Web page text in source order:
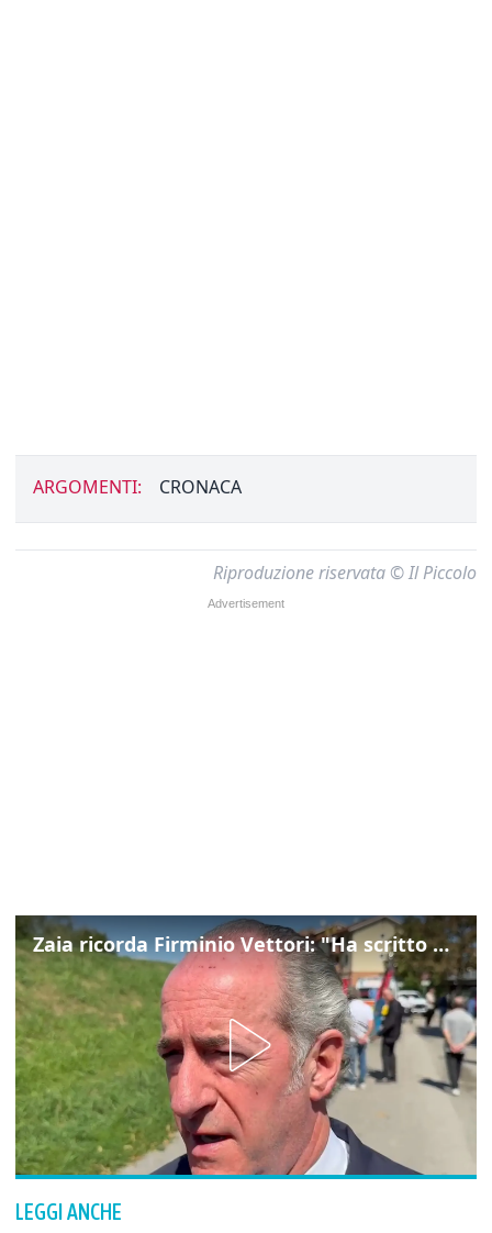
ARGOMENTI: CRONACA
Riproduzione riservata © Il Piccolo
Zaia ricorda Firminio Vettori: "Ha scritto pagine di storia del nostro territorio"
LEGGI ANCHE